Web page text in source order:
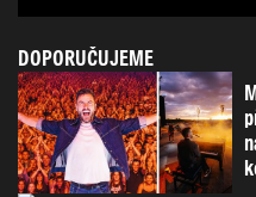
DOPORUČUJEME